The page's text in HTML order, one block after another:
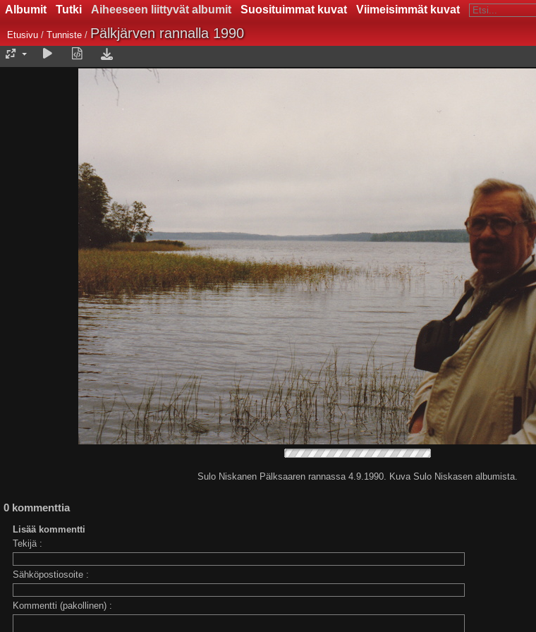
Albumit Tutki Aiheeseen liittyvät albumit Suosituimmat kuvat Viimeisimmät kuvat
Etusivu / Tunniste / Pälkjärven rannalla 1990
Sulo Niskanen Pälksaaren rannassa 4.9.1990. Kuva Sulo Niskasen albumista.
0 kommenttia
Lisää kommentti
Tekijä :
Sähköpostiosoite :
Kommentti (pakollinen) :